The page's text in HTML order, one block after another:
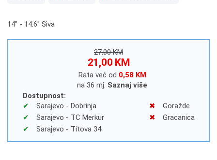
14" - 14.6" Siva
27,00 KM
21,00 KM
Rata već od 0,58 KM
na 36 mj. Saznaj više
Dostupnost:
Sarajevo - Dobrinja
Sarajevo - TC Merkur
Sarajevo - Titova 34
Goražde
Gracanica